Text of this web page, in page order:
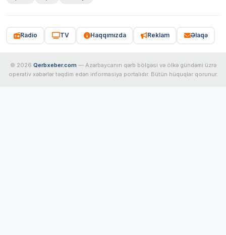
Radio TV Haqqımızda Reklam Əlaqə
© 2026 Qerbxeber.com — Azərbaycanın qərb bölgəsi və ölkə gündəmi üzrə
operativ xəbərlər təqdim edən informasiya portalıdır. Bütün hüquqlar qorunur.